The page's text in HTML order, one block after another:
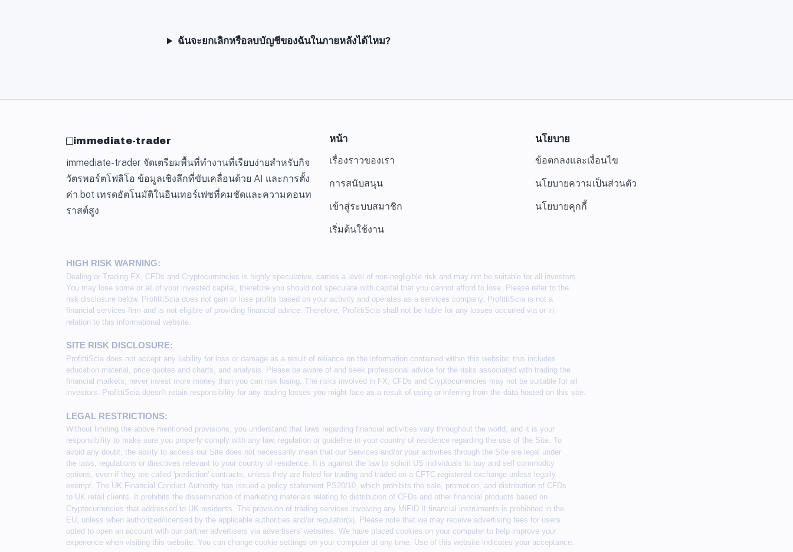
ฉันจะยกเลิกหรือลบบัญชีของฉันในภายหลังได้ไหม?
immediate-trader
immediate-trader จัดเตรียมพื้นที่ทำงานที่เรียบง่ายสำหรับกิจ
วัตรพอร์ตโฟลิโอ ข้อมูลเชิงลึกที่ขับเคลื่อนด้วย AI และการตั้ง
ค่า bot เทรดอัตโนมัติในอินเทอร์เฟซที่คมชัดและความคอนท
ราสต์สูง
หน้า
เรื่องราวของเรา
การสนับสนุน
เข้าสู่ระบบสมาชิก
เริ่มต้นใช้งาน
นโยบาย
ข้อตกลงและเงื่อนไข
นโยบายความเป็นส่วนตัว
นโยบายคุกกี้